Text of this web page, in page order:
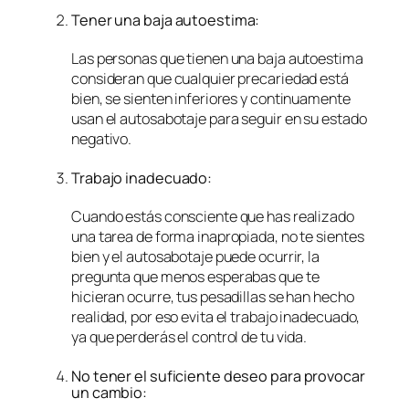
Tener una baja autoestima:
Las personas que tienen una baja autoestima
consideran que cualquier precariedad está
bien, se sienten inferiores y continuamente
usan el autosabotaje para seguir en su estado
negativo.
Trabajo inadecuado:
Cuando estás consciente que has realizado
una tarea de forma inapropiada, no te sientes
bien y el autosabotaje puede ocurrir, la
pregunta que menos esperabas que te
hicieran ocurre, tus pesadillas se han hecho
realidad, por eso evita el trabajo inadecuado,
ya que perderás el control de tu vida.
No tener el suficiente deseo para provocar
un cambio: